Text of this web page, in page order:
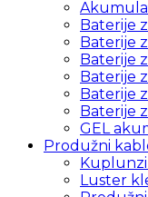
Baterije
Baterije
Baterije
Baterije
Baterije
Baterije
GEL
Produžni
Luster